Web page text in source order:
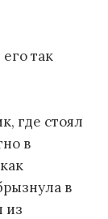
так
где стоял
в
в
из